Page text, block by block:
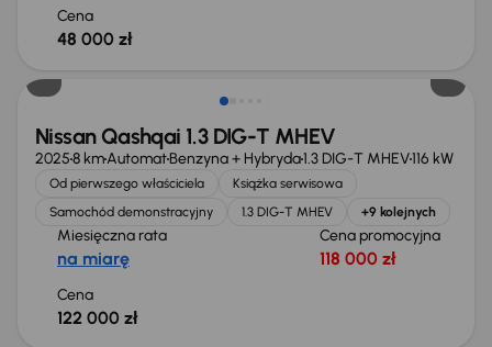
Cena
48 000 zł
Od nowego taniej o 36 775 zł
Nissan Qashqai 1.3 DIG-T MHEV
20258 kmAutomatBenzyna + Hybryda1.3 DIG-T MHEV116 kW
Od pierwszego właściciela
Książka serwisowa
Samochód demonstracyjny
1.3 DIG-T MHEV +9 kolejnych
Miesięczna rata
na miarę
Cena promocyjna
118 000 zł
Cena
122 000 zł